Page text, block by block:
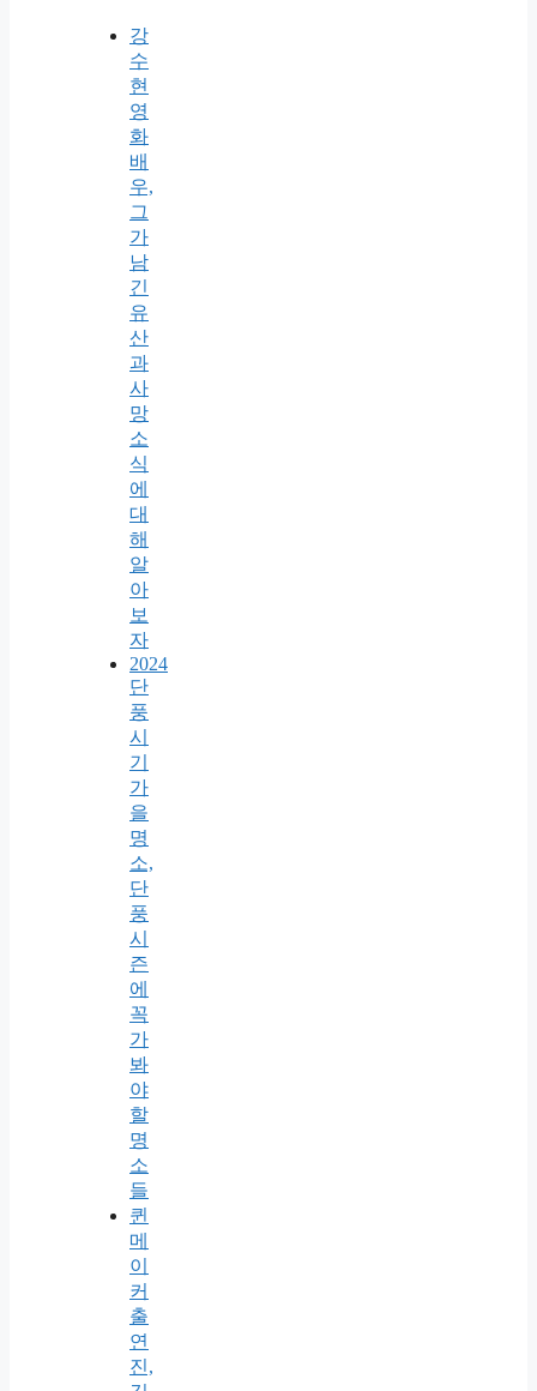
강
수
현
영
화
배
우,
그
가
남
긴
유
산
과
사
망
소
식
에
대
해
알
아
보
자
2024
단
풍
시
기
가
을
명
소,
단
풍
시
즌
에
꼭
가
봐
야
할
명
소
들
퀸
메
이
커
출
연
진,